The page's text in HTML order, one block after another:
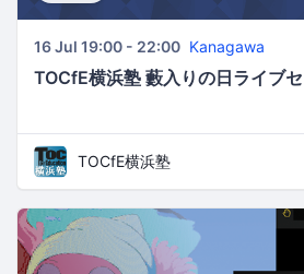
16 Jul 19:00 - 22:00 Kanagawa
TOCfE横浜塾 藪入りの日ライブセ
TOCfE横浜塾